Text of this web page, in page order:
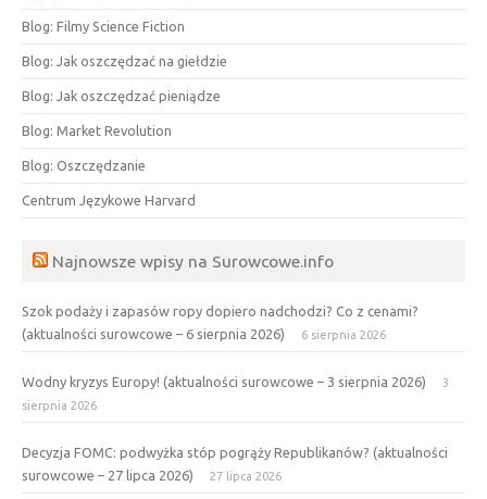
Blog: Filmy Science Fiction
Blog: Jak oszczędzać na giełdzie
Blog: Jak oszczędzać pieniądze
Blog: Market Revolution
Blog: Oszczędzanie
Centrum Językowe Harvard
Najnowsze wpisy na Surowcowe.info
Szok podaży i zapasów ropy dopiero nadchodzi? Co z cenami?
(aktualności surowcowe – 6 sierpnia 2026)
6 sierpnia 2026
Wodny kryzys Europy! (aktualności surowcowe – 3 sierpnia 2026)
3
sierpnia 2026
Decyzja FOMC: podwyżka stóp pogrąży Republikanów? (aktualności
surowcowe – 27 lipca 2026)
27 lipca 2026